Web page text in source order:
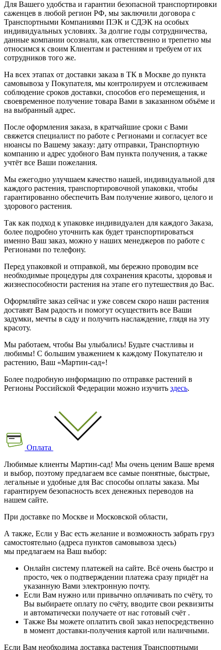
Для Вашего удобства и гарантии безопасной транспортировки
саженцев в любой регион РФ, мы заключили договора с
Транспортными Компаниями ПЭК и СДЭК на особых
индивидуальных условиях. За долгие годы сотрудничества,
данные компании осознали, как ответственно и трепетно мы
относимся к своим Клиентам и растениям и требуем от их
сотрудников того же.
На всех этапах от доставки заказа в ТК в Москве до пункта
самовывоза у Покупателя, мы контролируем и отслеживаем
соблюдение сроков доставки, способов его перемещения, и
своевременное получение товара Вами в заказанном объёме и
на выбранный адрес.
После оформления заказа, в кратчайшие сроки с Вами
свяжется специалист по работе с Регионами и согласует все
нюансы по Вашему заказу: дату отправки, Транспортную
компанию и адрес удобного Вам пункта получения, а также
учтёт все Ваши пожелания.
Мы ежегодно улучшаем качество нашей, индивидуальной для
каждого растения, транспортировочной упаковки, чтобы
гарантированно обеспечить Вам получение живого, целого и
здорового растения.
Так как подход к упаковке индивидуален для каждого Заказа,
более подробно уточнить как будет транспортироваться
именно Ваш заказ, можно у наших менеджеров по работе с
Регионами по телефону.
Перед упаковкой и отправкой, мы бережно проводим все
необходимые процедуры для сохранения красоты, здоровья и
жизнеспособности растения на этапе его путешествия до Вас.
Оформляйте заказ сейчас и уже совсем скоро наши растения
доставят Вам радость и помогут осуществить все Ваши
задумки, мечты в саду и получить наслаждение, глядя на эту
красоту.
Мы работаем, чтобы Вы улыбались! Будьте счастливы и
любимы! С большим уважением к каждому Покупателю и
растению, Ваш «Мартин-сад»!
Более подробную информацию по отправке растений в
Регионы Российской Федерации можно изучить здесь.
Оплата
Любимые клиенты Мартин-сад! Мы очень ценим Ваше время
и выбор, поэтому предлагаем все самые понятные, быстрые,
легальные и удобные для Вас способы оплаты заказа. Мы
гарантируем безопасность всех денежных переводов на
нашем сайте.
При доставке по Москве и Московской области,
А также, Если у Вас есть желание и возможность забрать груз
самостоятельно (адреса пунктов самовывоза здесь)
мы предлагаем на Ваш выбор:
Онлайн систему платежей на сайте. Всё очень быстро и
просто, чек о подтверждении платежа сразу придёт на
указанную Вами электронную почту.
Если Вам нужно или привычно оплачивать по счёту, то
Вы выбираете оплату по счёту, вводите свои реквизиты
и автоматически получаете от нас готовый счёт .
Также Вы можете оплатить свой заказ непосредственно
в момент доставки-получения картой или наличными.
Если Вам необходима доставка растения Транспортными